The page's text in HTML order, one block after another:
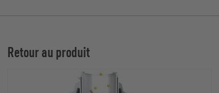
Retour au produit